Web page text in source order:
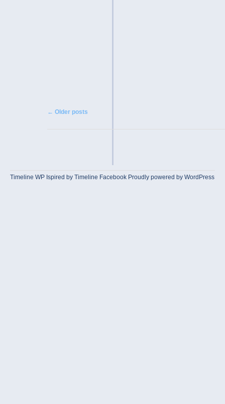
Post navigation
← Older posts
Timeline WP Ispired byTimeline Facebook Proudly powered by WordPress